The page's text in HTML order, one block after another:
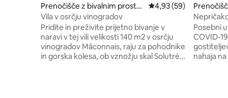
Prenočišče z bivalnim prostor
om
Povprečna ocena:
4,93 (59)
Vila v osrčju vinogradov
Pridite in preživite prijetno bivanje v
naravi v tej vili velikosti 140 m2 v osrčju
vinogradov Mâconnais, raju za pohodnike
in gorska kolesa, ob vznožju skal Solutré
rom
Posebni
COVID-
nahaja